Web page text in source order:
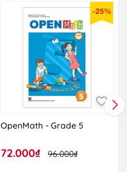
-25%
OpenMath - Grade 5
72.000₫ 96.000₫